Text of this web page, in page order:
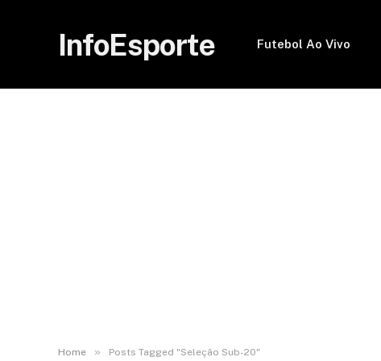
InfoEsporte Futebol Ao Vivo
Home » Posts Tagged "Seleção Sub-20"